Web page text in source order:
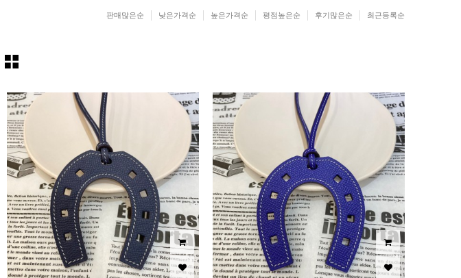
판매많은순 낮은가격순 높은가격순 평점높은순 후기많은순 최근등록순